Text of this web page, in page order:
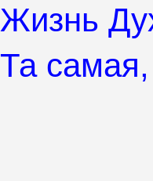
Жизнь
Та